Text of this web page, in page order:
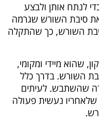
לנתח אותן ולבצע
סיבת השורש שגרמה
השורש, כך שהתקלה
שהוא מיידי ומקומי,
השורש. בדרך כלל
שהשתבש. לעיתים
נעשית פעולה